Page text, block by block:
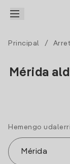
Principal /
Mérida
Hemengo